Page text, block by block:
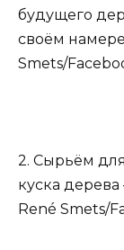
будущего
своём
Smets/
2. Сырьём
куска
René Smets/